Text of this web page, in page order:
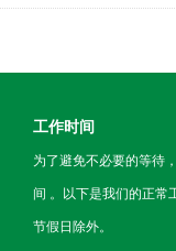
工作时间
为了避免不必要的等待
间 。以下是我们的正常
节假日除外。